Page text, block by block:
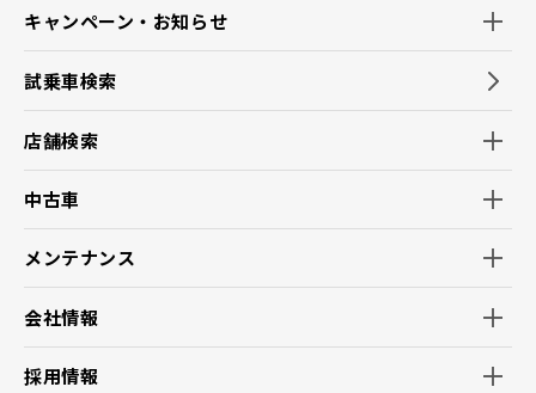
キャンペーン・お知らせ
試乗車検索
店舗検索
中古車
メンテナンス
会社情報
採用情報